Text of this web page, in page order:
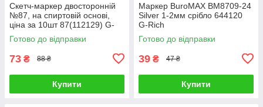
Скетч-маркер двосторонній
№87, на спиртовій основі,
ціна за 10шт 87(112129) G-
Rich
Готово до відправки
73 ₴ 88 ₴
Купити
Маркер BuroMAX BM8709-24
Silver 1-2мм срібло 644120
G-Rich
Готово до відправки
39 ₴ 47 ₴
Купити